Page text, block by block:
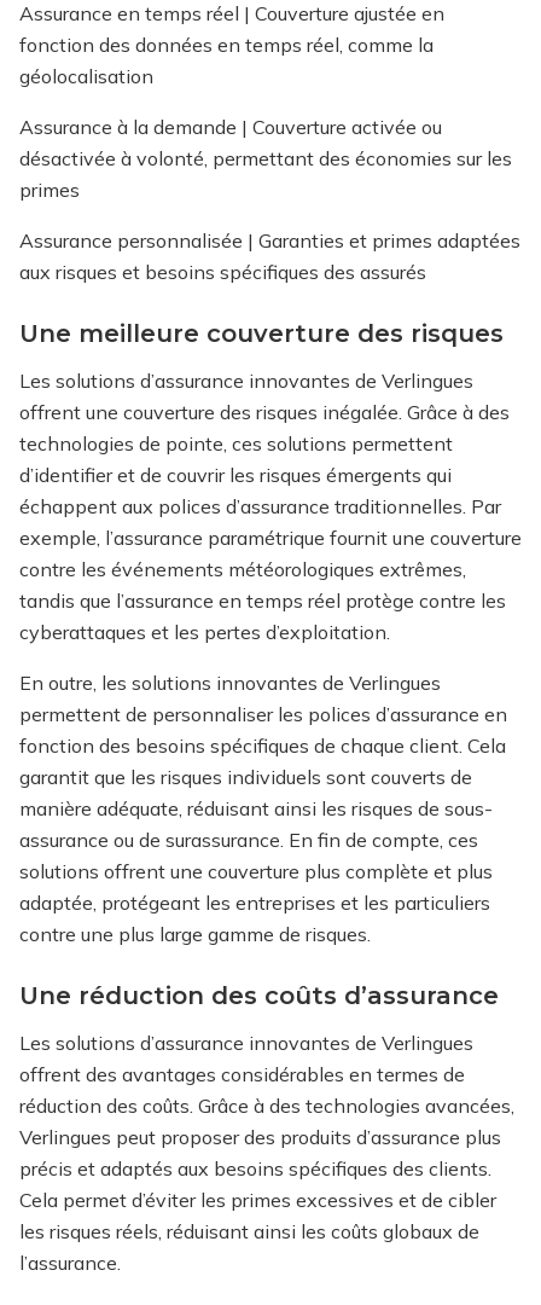
Assurance en temps réel | Couverture ajustée en
fonction des données en temps réel, comme la
géolocalisation
Assurance à la demande | Couverture activée ou
désactivée à volonté, permettant des économies sur les
primes
Assurance personnalisée | Garanties et primes adaptées
aux risques et besoins spécifiques des assurés
Une meilleure couverture des risques
Les solutions d’assurance innovantes de Verlingues
offrent une couverture des risques inégalée. Grâce à des
technologies de pointe, ces solutions permettent
d’identifier et de couvrir les risques émergents qui
échappent aux polices d’assurance traditionnelles. Par
exemple, l’assurance paramétrique fournit une couverture
contre les événements météorologiques extrêmes,
tandis que l’assurance en temps réel protège contre les
cyberattaques et les pertes d’exploitation.
En outre, les solutions innovantes de Verlingues
permettent de personnaliser les polices d’assurance en
fonction des besoins spécifiques de chaque client. Cela
garantit que les risques individuels sont couverts de
manière adéquate, réduisant ainsi les risques de sous-
assurance ou de surassurance. En fin de compte, ces
solutions offrent une couverture plus complète et plus
adaptée, protégeant les entreprises et les particuliers
contre une plus large gamme de risques.
Une réduction des coûts d’assurance
Les solutions d’assurance innovantes de Verlingues
offrent des avantages considérables en termes de
réduction des coûts. Grâce à des technologies avancées,
Verlingues peut proposer des produits d’assurance plus
précis et adaptés aux besoins spécifiques des clients.
Cela permet d’éviter les primes excessives et de cibler
les risques réels, réduisant ainsi les coûts globaux de
l’assurance.